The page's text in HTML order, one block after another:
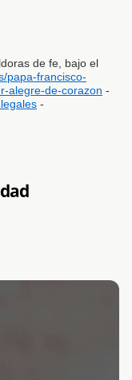
de fe, bajo el
papa-francisco-
alegre-de-corazon -
-